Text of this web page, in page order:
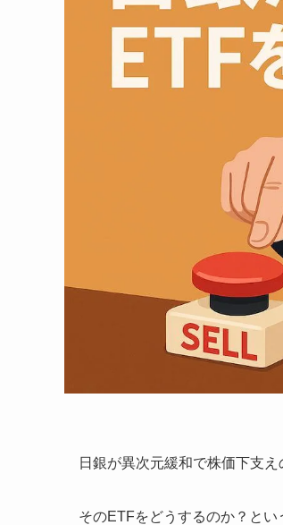
日銀が異次元緩和で株価下支
そのETFをどうするのか？とい